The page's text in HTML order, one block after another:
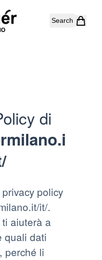
Search
di
policy
it/.
aiuterà a
quali dati
perché li